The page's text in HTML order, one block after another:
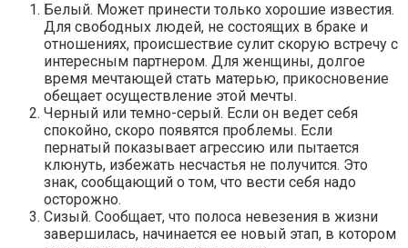
Белый. Может принести только хорошие известия.
Для свободных людей, не состоящих в браке и
отношениях, происшествие сулит скорую встречу с
интересным партнером. Для женщины, долгое
время мечтающей стать матерью, прикосновение
обещает осуществление этой мечты.
Черный или темно-серый. Если он ведет себя
спокойно, скоро появятся проблемы. Если
пернатый показывает агрессию или пытается
клюнуть, избежать несчастья не получится. Это
знак, сообщающий о том, что вести себя надо
осторожно.
Сизый. Сообщает, что полоса невезения в жизни
завершилась, начинается ее новый этап, в котором